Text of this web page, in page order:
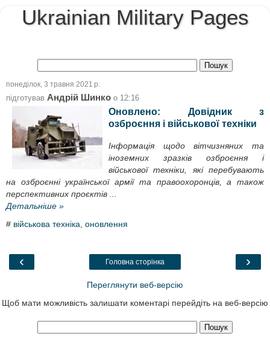
Ukrainian Military Pages
понеділок, 3 травня 2021 р.
підготував Андрій Шинко о 12:16
Оновлено: Довідник з
озброєння і військової техніки
Інформація щодо вітчизняних та
іноземних зразків озброєння і
військової техніки, які перебувають
на озброєнні української армії та правоохоронців, а також
перспективних проєктів ...
Детальніше »
# військова техніка оновлення
‹ ›
Головна сторінка
Переглянути веб-версію
Щоб мати можливість залишати коментарі перейдіть на веб-версію